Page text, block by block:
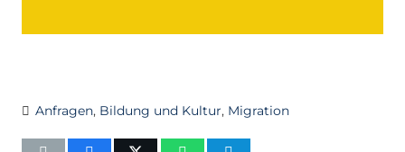
Anfragen, Bildung und Kultur, Migration